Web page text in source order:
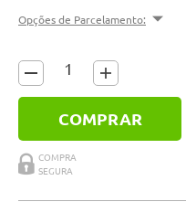
Opções de Parcelamento:
COMPRAR